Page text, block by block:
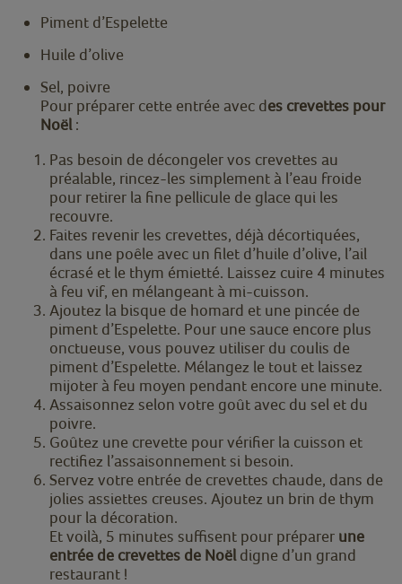
Piment d’Espelette
Huile d’olive
Sel, poivre
Pour préparer cette entrée avec des crevettes pour
Noël :
Pas besoin de décongeler vos crevettes au
préalable, rincez-les simplement à l’eau froide
pour retirer la fine pellicule de glace qui les
recouvre.
Faites revenir les crevettes, déjà décortiquées,
dans une poêle avec un filet d’huile d’olive, l’ail
écrasé et le thym émietté. Laissez cuire 4 minutes
à feu vif, en mélangeant à mi-cuisson.
Ajoutez la bisque de homard et une pincée de
piment d’Espelette. Pour une sauce encore plus
onctueuse, vous pouvez utiliser du coulis de
piment d’Espelette. Mélangez le tout et laissez
mijoter à feu moyen pendant encore une minute.
Assaisonnez selon votre goût avec du sel et du
poivre.
Goûtez une crevette pour vérifier la cuisson et
rectifiez l’assaisonnement si besoin.
Servez votre entrée de crevettes chaude, dans de
jolies assiettes creuses. Ajoutez un brin de thym
pour la décoration.
Et voilà, 5 minutes suffisent pour préparer une
entrée de crevettes de Noël digne d’un grand
restaurant !